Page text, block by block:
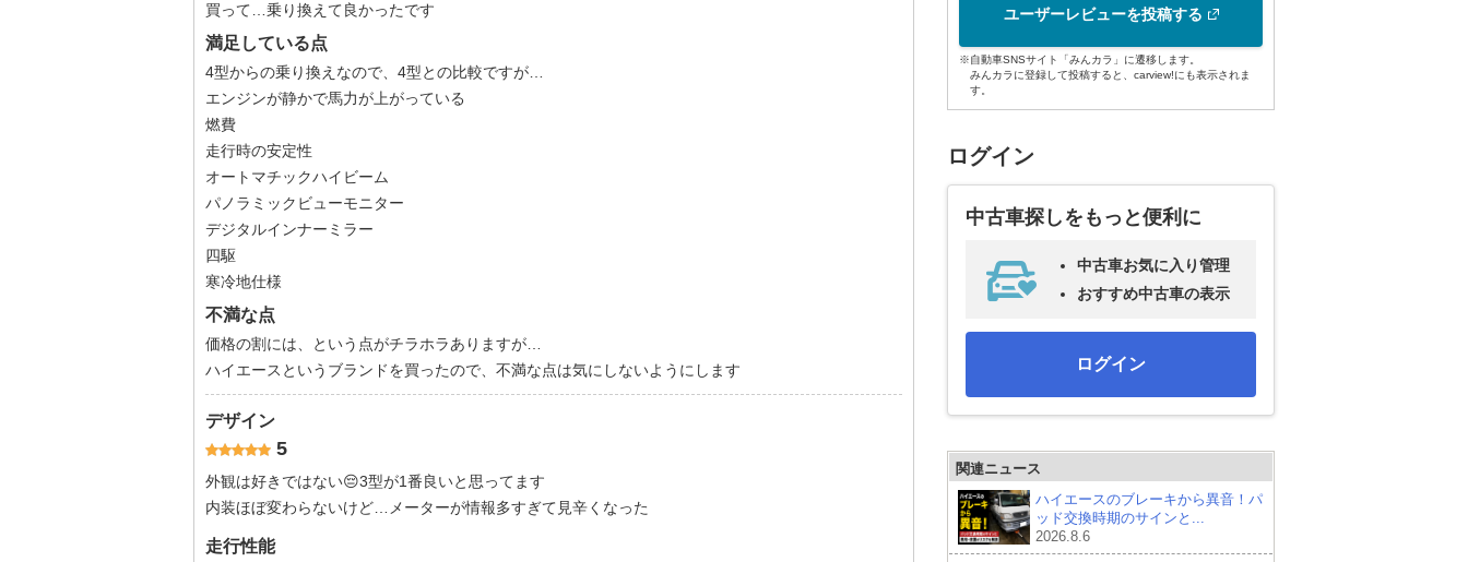
買って…乗り換えて良かったです
満足している点
4型からの乗り換えなので、4型との比較ですが…
エンジンが静かで馬力が上がっている
燃費
走行時の安定性
オートマチックハイビーム
パノラミックビューモニター
デジタルインナーミラー
四駆
寒冷地仕様
不満な点
価格の割には、という点がチラホラありますが…
ハイエースというブランドを買ったので、不満な点は気にしないようにします
デザイン
5
外観は好きではない😔3型が1番良いと思ってます
内装ほぼ変わらないけど…メーターが情報多すぎて見辛くなった
走行性能
ユーザーレビューを投稿する
※自動車SNSサイト「みんカラ」に遷移します。
みんカラに登録して投稿すると、carview!にも表示されま
す。
ログイン
中古車探しをもっと便利に
中古車お気に入り管理
おすすめ中古車の表示
ログイン
関連ニュース
ハイエースのブレーキから異音！パ
ッド交換時期のサインと...
2026.8.6